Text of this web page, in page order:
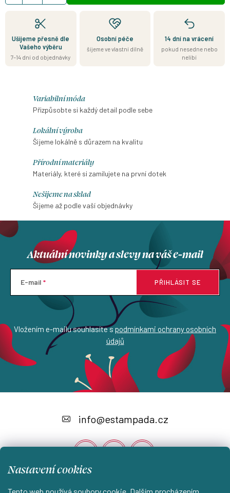
Nastavení cookies
Ušijeme přesně dle
Vašeho výběru
7–14 dní od objednávky
Osobní péče
šijeme ve vlastní dílně
14 dní na vrácení
pokud nesedne nebo
nelíbí
Variabilní móda
Přizpůsobte si každý detail podle sebe
Lokální výroba
Šijeme lokálně s důrazem na kvalitu
Přírodní materiály
Materiály, které si zamilujete na první dotek
Nešijeme na sklad
Šijeme až podle vaší objednávky
Aktuální novinky a slevy na váš e-mail
E-mail
Vložením e-mailu souhlasíte s podmínkami ochrany osobních
údajů
PŘIHLÁSIT SE
a
info@estampada.cz